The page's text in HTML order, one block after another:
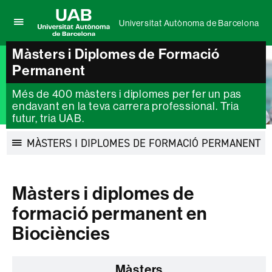
per
desplegar
el
de
Universitat
Autònoma
de
Barcelona
UAB
Universitat
de
Barcelona
Universitat Autònoma de Barcelona
Màsters i Diplomes de Formació
Permanent
Més de 400 màsters i diplomes per fer un pas
endavant en la teva carrera professional. Tria
futur, tria UAB.
MÀSTERS I DIPLOMES DE FORMACIÓ PERMANENT
Màsters i diplomes de
formació permanent en
Biociències